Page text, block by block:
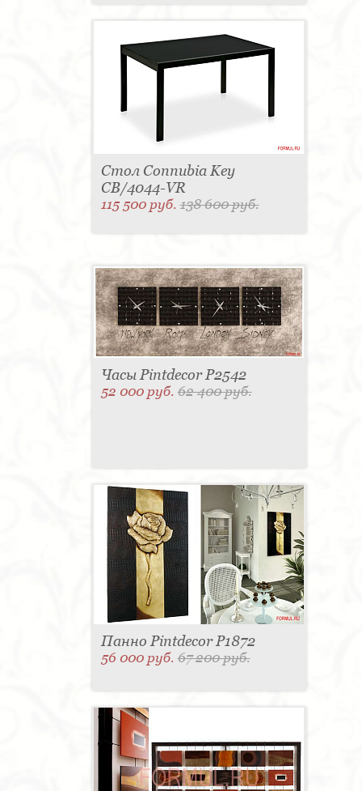
Стол Connubia Key
CB/4044-VR
115 500 руб.138 600 руб.
Часы Pintdecor P2542
52 000 руб.62 400 руб.
Панно Pintdecor P1872
56 000 руб.67 200 руб.